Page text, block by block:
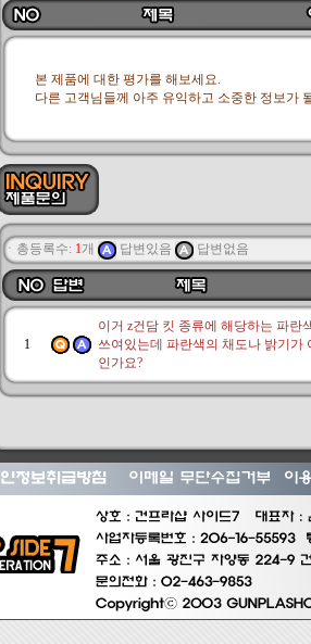
본 제품에 대한 평가를 해보세요.
다른 고객님들께 아주 유익하고 소중한 정보가
ㆍ총등록수: 1개 답변있음 답변없음
1
이거 z건담 킷 종류에 해당하는 파란
쓰여있는데 파란색의 채도나 밝기가
인가요?